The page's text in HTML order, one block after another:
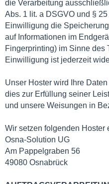
die Verarbeitung
Abs. 1 lit. a DSGVO und §
Einwilligung die
auf Informationen im
Fingerprinting) im Sinne des
Einwilligung ist jederzeit
Unser Hoster wird Ihre
dies zur Erfüllung seiner
und unsere Weisungen in
Wir setzen folgenden Hoster
Osna-Solution UG
Am Pappelgraben 56
49080 Osnabrück